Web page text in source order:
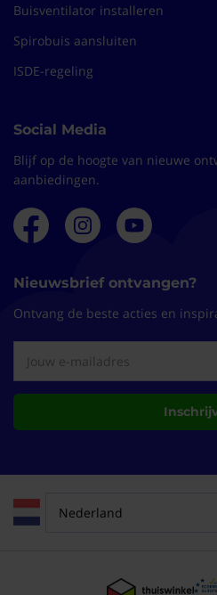
Buisventilator installeren
Spirobuis aansluiten
ISDE-regeling
Social Media
Blijf op de hoogte van nieuwe
aanbiedingen.
Nieuwsbrief ontvangen?
Ontvang de beste acties en